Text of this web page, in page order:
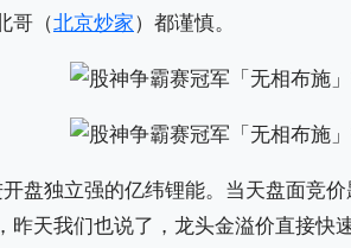
哥（北京炒家）都谨慎。
盘独立强的亿纬锂能。当天盘面竞
昨天我们也说了，龙头金溢价直接快